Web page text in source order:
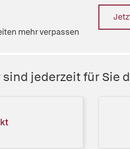
mehr verpassen
sind jederzeit für Sie